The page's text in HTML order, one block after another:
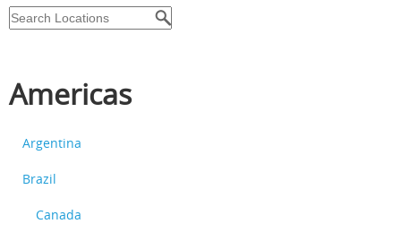
Americas
Argentina
Brazil
Canada